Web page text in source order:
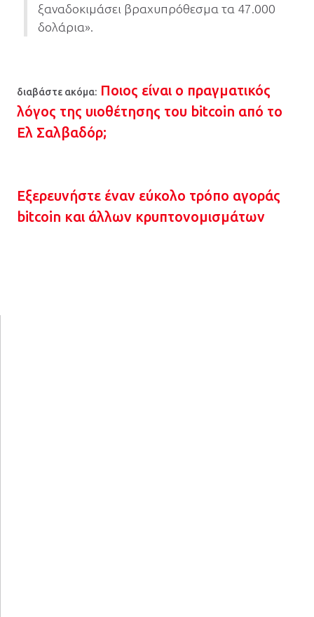
ξαναδοκιμάσει βραχυπρόθεσμα τα 47.000
δολάρια».
διαβάστε ακόμα: Ποιος είναι ο πραγματικός
λόγος της υιοθέτησης του bitcoin από το
Ελ Σαλβαδόρ;
Εξερευνήστε έναν εύκολο τρόπο αγοράς
bitcoin και άλλων κρυπτονομισμάτων